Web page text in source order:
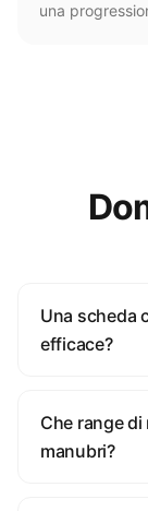
una
Una scheda
efficace?
Che range
manubri?